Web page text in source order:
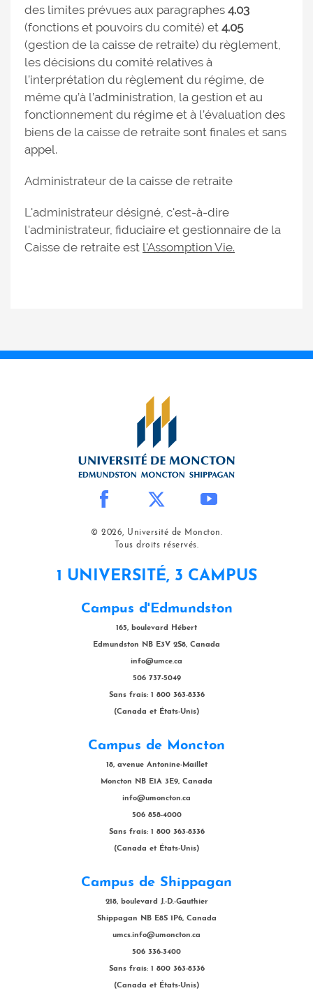
des limites prévues aux paragraphes 4.03
(fonctions et pouvoirs du comité) et 4.05
(gestion de la caisse de retraite) du règlement,
les décisions du comité relatives à
l’interprétation du règlement du régime, de
même qu’à l’administration, la gestion et au
fonctionnement du régime et à l’évaluation des
biens de la caisse de retraite sont finales et sans
appel.
Administrateur de la caisse de retraite
L'administrateur désigné, c'est-à-dire
l'administrateur, fiduciaire et gestionnaire de la
Caisse de retraite est l'Assomption Vie.
© 2026, Université de Moncton.
Tous droits réservés.
1 UNIVERSITÉ, 3 CAMPUS
Campus d'Edmundston
165, boulevard Hébert
Edmundston NB E3V 2S8, Canada
info@umce.ca
506 737-5049
Sans frais: 1 800 363-8336
(Canada et États-Unis)
Campus de Moncton
18, avenue Antonine-Maillet
Moncton NB E1A 3E9, Canada
info@umoncton.ca
506 858-4000
Sans frais: 1 800 363-8336
(Canada et États-Unis)
Campus de Shippagan
218, boulevard J.-D.-Gauthier
Shippagan NB E8S 1P6, Canada
umcs.info@umoncton.ca
506 336-3400
Sans frais: 1 800 363-8336
(Canada et États-Unis)